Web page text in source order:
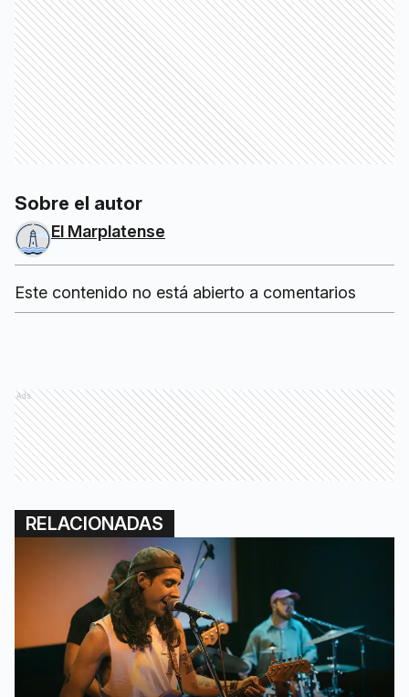
Sobre el autor
El Marplatense
Este contenido no está abierto a comentarios
Ads
RELACIONADAS